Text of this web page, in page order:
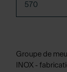
570
Groupe de
INOX -